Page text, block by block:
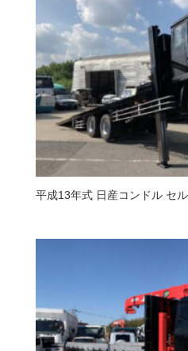
平成13年式 日産コンドル セ